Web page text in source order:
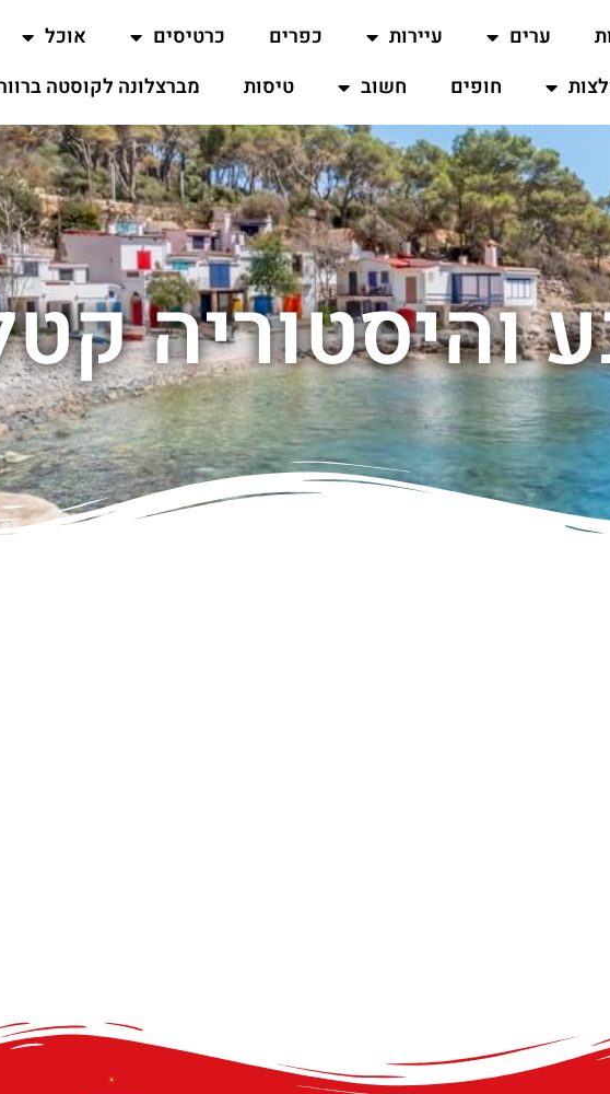
ערים עיירות כפרים כרטיסים אוכל
חופים חשוב טיסות מברצלונה לקוסטה
והיסטוריה